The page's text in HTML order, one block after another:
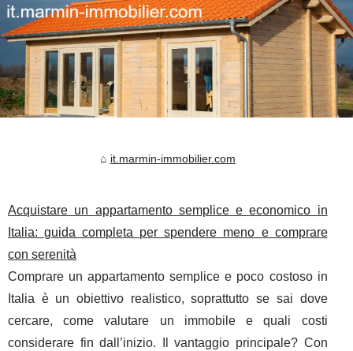
it.marmin-immobilier.com
Acquistare un appartamento semplice e economico in
Italia: guida completa per spendere meno e comprare
con serenità
Comprare un appartamento semplice e poco costoso in
Italia è un obiettivo realistico, soprattutto se sai dove
cercare, come valutare un immobile e quali costi
considerare fin dall’inizio. Il vantaggio principale? Con